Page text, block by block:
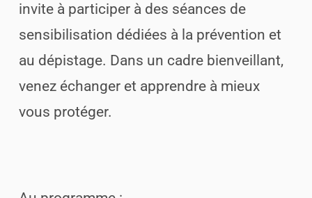
invite à participer à des séances de
sensibilisation dédiées à la prévention et
au dépistage. Dans un cadre bienveillant,
venez échanger et apprendre à mieux
vous protéger.